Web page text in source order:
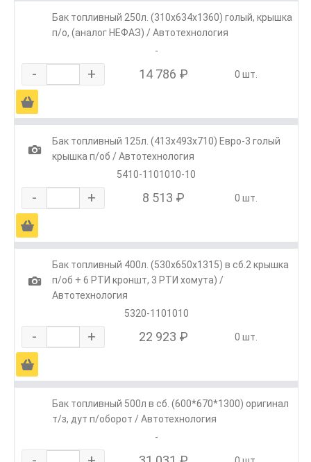
Бак топливный 250л. (310х634х1360) голый, крышка
п/о, (аналог НЕФАЗ) / Автотехнология
-
- + 14 786 ₽ 0 шт.
Ä
1
Бак топливный 125л. (413х493х710) Евро-3 голый
крышка п/об / Автотехнология
5410-1101010-10
- + 8 513 ₽ 0 шт.
Ä
1
Бак топливный 400л. (530х650х1315) в сб.2 крышка
п/об + 6 РТИ кроншт, 3 РТИ хомута) /
Автотехнология
5320-1101010
- + 22 923 ₽ 0 шт.
Ä
Бак топливный 500л в сб. (600*670*1300) оригинал
т/з, дут п/оборот / Автотехнология
-